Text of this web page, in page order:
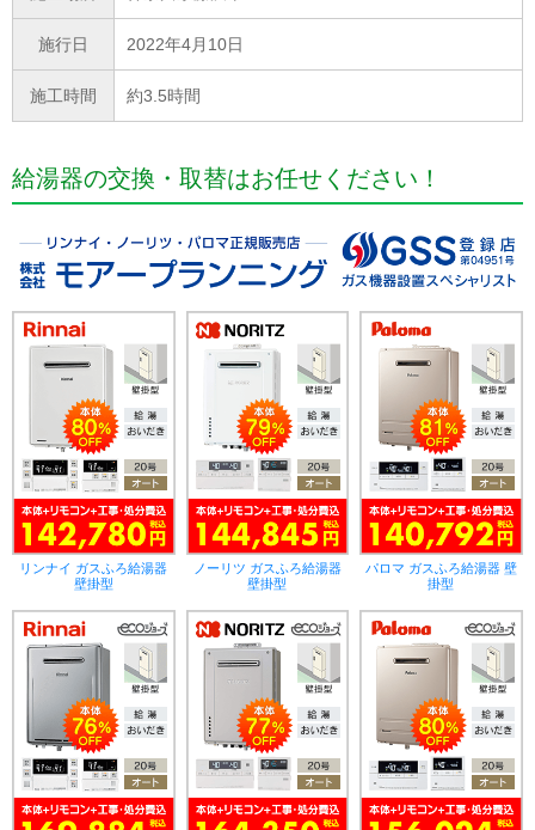
施行日 2022年4月10日
施工時間 約3.5時間
給湯器の交換・取替はお任せください！
リンナイ ガスふろ給湯器
壁掛型
ノーリツ ガスふろ給湯器
壁掛型
パロマ ガスふろ給湯器 壁
掛型